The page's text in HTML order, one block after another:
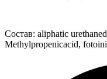
Состав: aliphatic
Methylpropenicacid,